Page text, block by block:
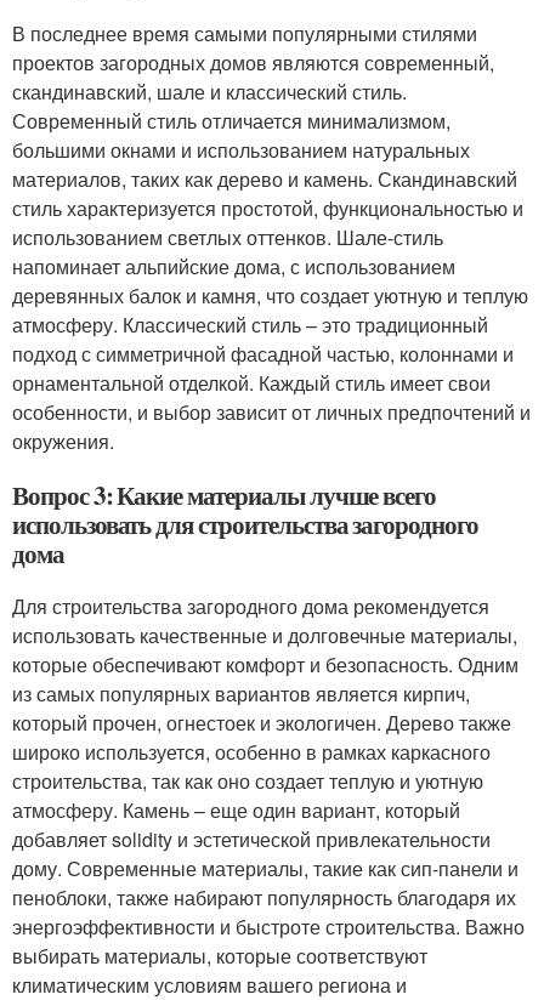
В последнее время самыми популярными стилями
проектов загородных домов являются современный,
скандинавский, шале и классический стиль.
Современный стиль отличается минимализмом,
большими окнами и использованием натуральных
материалов, таких как дерево и камень. Скандинавский
стиль характеризуется простотой, функциональностью и
использованием светлых оттенков. Шале-стиль
напоминает альпийские дома, с использованием
деревянных балок и камня, что создает уютную и теплую
атмосферу. Классический стиль – это традиционный
подход с симметричной фасадной частью, колоннами и
орнаментальной отделкой. Каждый стиль имеет свои
особенности, и выбор зависит от личных предпочтений и
окружения.
Вопрос 3: Какие материалы лучше всего
использовать для строительства загородного
дома
Для строительства загородного дома рекомендуется
использовать качественные и долговечные материалы,
которые обеспечивают комфорт и безопасность. Одним
из самых популярных вариантов является кирпич,
который прочен, огнестоек и экологичен. Дерево также
широко используется, особенно в рамках каркасного
строительства, так как оно создает теплую и уютную
атмосферу. Камень – еще один вариант, который
добавляет solidity и эстетической привлекательности
дому. Современные материалы, такие как сип-панели и
пеноблоки, также набирают популярность благодаря их
энергоэффективности и быстроте строительства. Важно
выбирать материалы, которые соответствуют
климатическим условиям вашего региона и